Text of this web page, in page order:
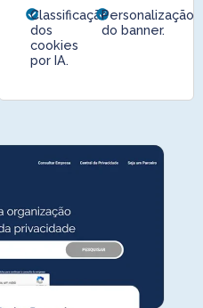
Classificação
dos
cookies
por IA.
Personalização
do banner.